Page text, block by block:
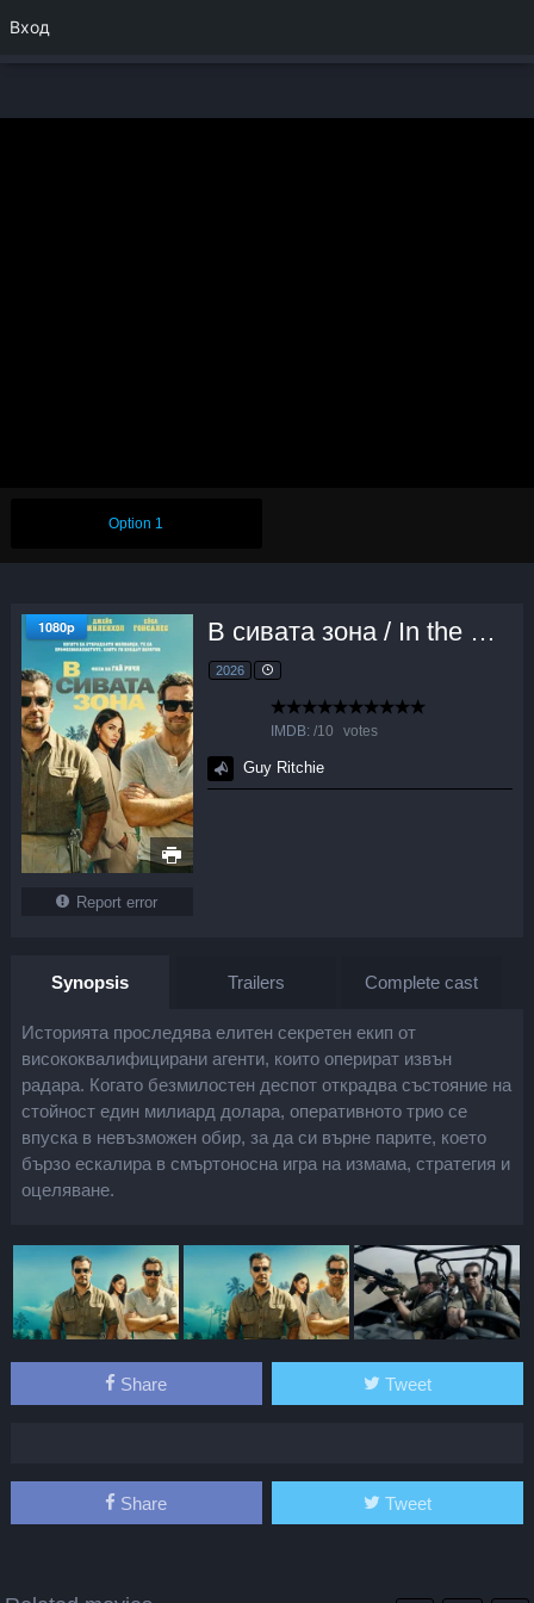
Option 1
1080p
Report error
В сивата зона / In the Grey (2026)
2026
IMDB: /10 votes
Guy Ritchie
Synopsis Trailers Complete cast
Историята проследява елитен секретен екип от
висококвалифицирани агенти, които оперират извън
радара. Когато безмилостен деспот открадва състояние на
стойност един милиард долара, оперативното трио се
впуска в невъзможен обир, за да си върне парите, което
бързо ескалира в смъртоносна игра на измама, стратегия и
оцеляване.
Share Tweet
Share Tweet
Вход